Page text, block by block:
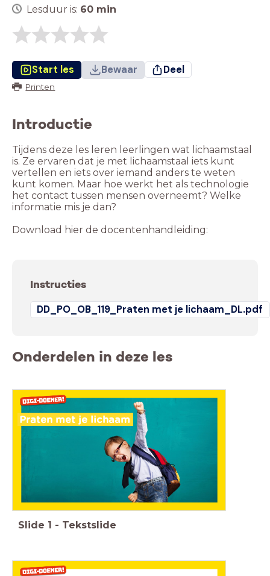
Lesduur is: 60 min
Start les Bewaar Deel
Printen
Introductie
Tijdens deze les leren leerlingen wat lichaamstaal
is. Ze ervaren dat je met lichaamstaal iets kunt
vertellen en iets over iemand anders te weten
kunt komen. Maar hoe werkt het als technologie
het contact tussen mensen overneemt? Welke
informatie mis je dan?
Download hier de docentenhandleiding:
Instructies
DD_PO_OB_119_Praten met je lichaam_DL.pdf
Onderdelen in deze les
Praten met je lichaam
Slide 1 - Tekstslide